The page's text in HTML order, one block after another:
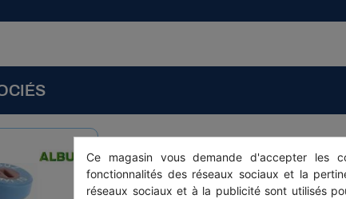
Ce magasin vous demande d'accepter les
fonctionnalités des réseaux sociaux et la
réseaux sociaux et à la publicité sont utilisés